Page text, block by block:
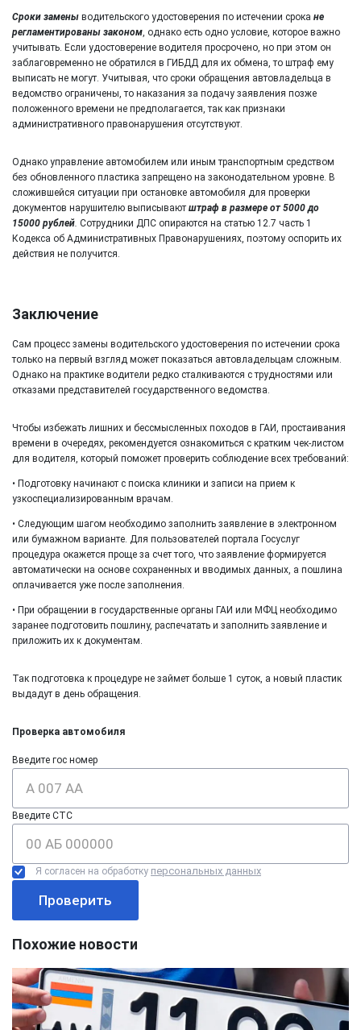
Сроки замены водительского удостоверения по истечении срока не
регламентированы законом , однако есть одно условие, которое важно
учитывать. Если удостоверение водителя просрочено, но при этом он
заблаговременно не обратился в ГИБДД для их обмена, то штраф ему
выписать не могут. Учитывая, что сроки обращения автовладельца в
ведомство ограничены, то наказания за подачу заявления позже
положенного времени не предполагается, так как признаки
административного правонарушения отсутствуют.
Однако управление автомобилем или иным транспортным средством
без обновленного пластика запрещено на законодательном уровне. В
сложившейся ситуации при остановке автомобиля для проверки
документов нарушителю выписывают штраф в размере от 5000 до
15000 рублей Сотрудники ДПС опираются на статью 12.7 часть 1
Кодекса об Административных Правонарушениях, поэтому оспорить их
действия не получится.
Заключение
Сам процесс замены водительского удостоверения по истечении срока
только на первый взгляд может показаться автовладельцам сложным.
Однако на практике водители редко сталкиваются с трудностями или
отказами представителей государственного ведомства.
Чтобы избежать лишних и бессмысленных походов в ГАИ, простаивания
времени в очередях, рекомендуется ознакомиться с кратким чек-листом
для водителя, который поможет проверить соблюдение всех требований:
• Подготовку начинают с поиска клиники и записи на прием к
узкоспециализированным врачам.
• Следующим шагом необходимо заполнить заявление в электронном
или бумажном варианте. Для пользователей портала Госуслуг
процедура окажется проще за счет того, что заявление формируется
автоматически на основе сохраненных и вводимых данных, а пошлина
оплачивается уже после заполнения.
• При обращении в государственные органы ГАИ или МФЦ необходимо
заранее подготовить пошлину, распечатать и заполнить заявление и
приложить их к документам.
Так подготовка к процедуре не займет больше 1 суток, а новый пластик
выдадут в день обращения.
Проверка автомобиля
Введите гос номер
Введите СТС
Я согласен на обработку персональных данных
Проверить
Похожие новости